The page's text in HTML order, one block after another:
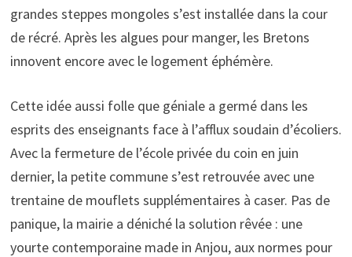
grandes steppes mongoles s’est installée dans la cour
de récré. Après les algues pour manger, les Bretons
innovent encore avec le logement éphémère.
Cette idée aussi folle que géniale a germé dans les
esprits des enseignants face à l’afflux soudain d’écoliers.
Avec la fermeture de l’école privée du coin en juin
dernier, la petite commune s’est retrouvée avec une
trentaine de mouflets supplémentaires à caser. Pas de
panique, la mairie a déniché la solution rêvée : une
yourte contemporaine made in Anjou, aux normes pour